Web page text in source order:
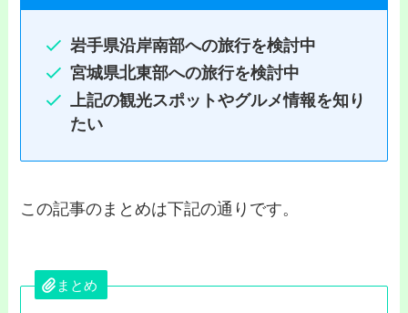
岩手県沿岸南部への旅行を検討中
宮城県北東部への旅行を検討中
上記の観光スポットやグルメ情報を知り
たい
この記事のまとめは下記の通りです。
まとめ